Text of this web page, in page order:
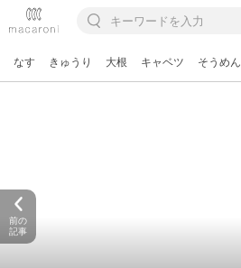
なす きゅうり 大根 キャベツ そうめん
前の
記事